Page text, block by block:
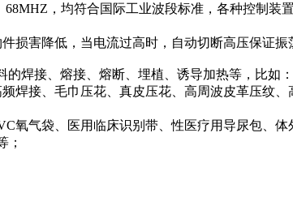
，均符合国际工业波段标准，各种控制装
害降低，当电流过高时，自动切断高压保证振
焊接、熔接、熔断、埋植、诱导加热等，比如：
接、毛巾压花、真皮压花、高周波皮革压纹
气袋、医用临床识别带、性医疗用导尿包、
；